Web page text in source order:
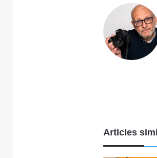
Articles